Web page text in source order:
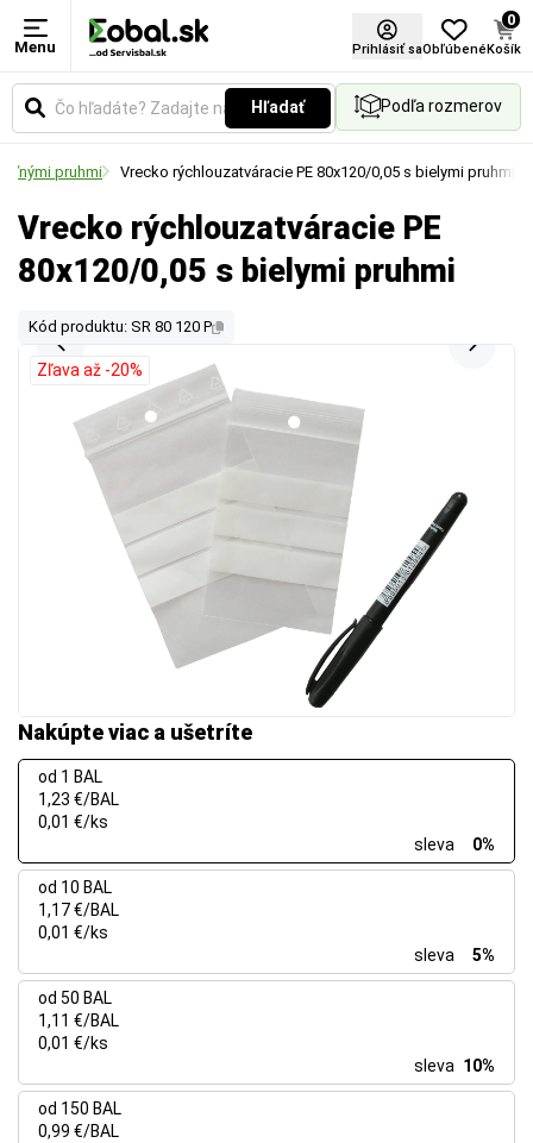
Menu Prihlásiť saObľúbené
0
Košík
Hľadať Podľa rozmerov
pruhmi Vrecko rýchlouzatváracie PE 80x120/0,05 s bielymi pruhmi
Vrecko rýchlouzatváracie PE
80x120/0,05 s bielymi pruhmi
Kód produktu: SR 80 120 P
Nakúpte viac a ušetríte
od 1 BAL
1,23 €/BAL
0,01 €/ks
sleva
0%
od 10 BAL
1,17 €/BAL
0,01 €/ks
sleva
5%
od 50 BAL
1,11 €/BAL
0,01 €/ks
sleva 10%
od 150 BAL
0,99 €/BAL
Zľava až -20%